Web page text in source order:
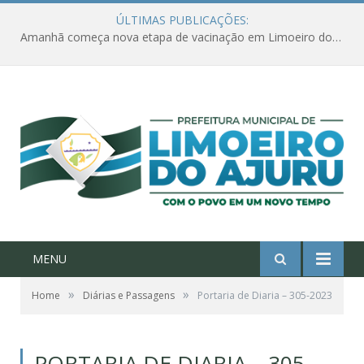
ÚLTIMAS PUBLICAÇÕES:
Amanhã começa nova etapa de vacinação em Limoeiro do Ajuru para idosos com 65 ou mais
MENU
Home » Diárias e Passagens » Portaria de Diaria – 305-2023